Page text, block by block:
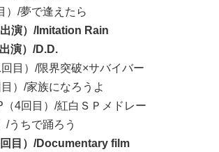
）/夢で逢えたら
演）/Imitation Rain
演）/D.D.
目）/限界突破×サバイバー
）/家族になろうよ
（4回目）/紅白ＳＰメドレー
/うちで踊ろう
目）/Documentary film